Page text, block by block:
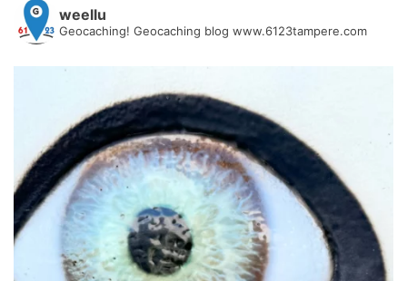
weellu
Geocaching! Geocaching blog www.6123tampere.com